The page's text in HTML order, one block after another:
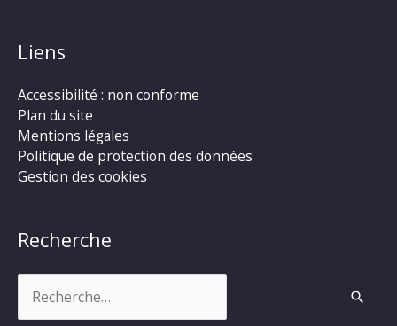
Liens
Accessibilité : non conforme
Plan du site
Mentions légales
Politique de protection des données
Gestion des cookies
Recherche